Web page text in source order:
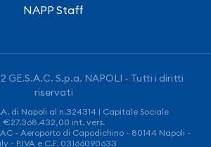
NAPP Staff
GE.S.A.C. S.p.a. NAPOLI - Tutti i diritti
riservati
di Napoli al n.324314 | Capitale Sociale
€27.368.432,00 int. vers.
- Aeroporto di Capodichino - 80144 Napoli -
- P.IVA e C.F. 03166090633